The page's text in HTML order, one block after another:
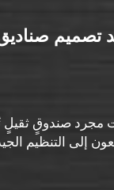
تصميم
مجرد صندوقٍ
إلى التنظيم